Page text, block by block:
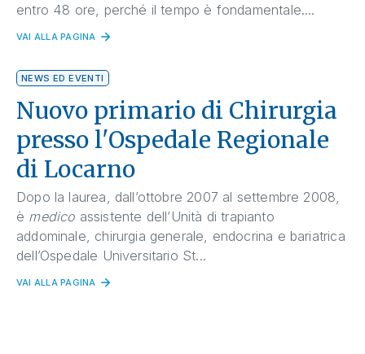
entro 48 ore, perché il tempo è fondamentale....
VAI ALLA PAGINA
NEWS ED EVENTI
Nuovo primario di Chirurgia
presso l'Ospedale Regionale
di Locarno
Dopo la laurea, dall’ottobre 2007 al settembre 2008,
è medico assistente dell’Unità di trapianto
addominale, chirurgia generale, endocrina e bariatrica
dell’Ospedale Universitario St...
VAI ALLA PAGINA